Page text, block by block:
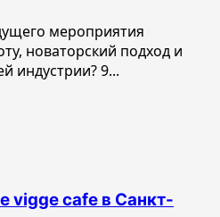
мероприятия
новаторский подход и
индустрии? 9...
vigge cafe в Санкт-